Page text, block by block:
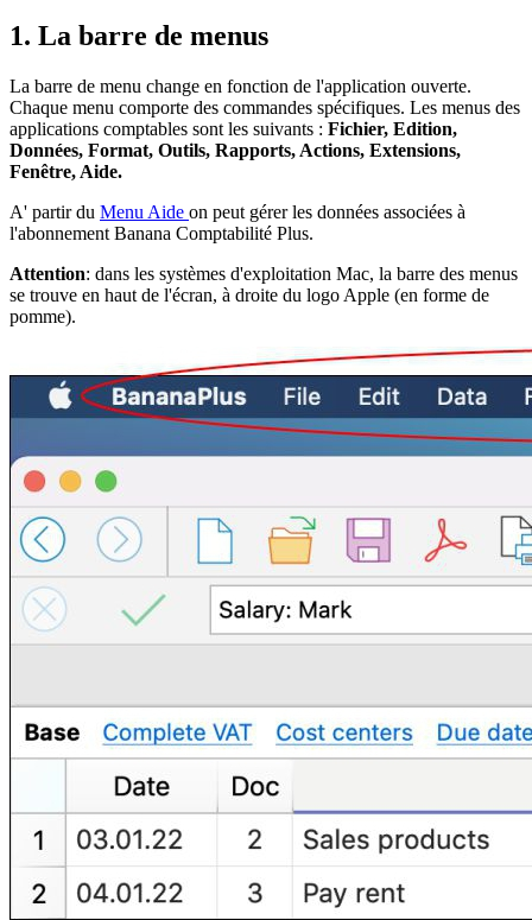
1. La barre de menus
La barre de menu change en fonction de l'application ouverte.
Chaque menu comporte des commandes spécifiques. Les menus des
applications comptables sont les suivants : Fichier, Edition,
Données, Format, Outils, Rapports, Actions, Extensions,
Fenêtre, Aide.
A' partir du Menu Aide on peut gérer les données associées à
l'abonnement Banana Comptabilité Plus.
Attention: dans les systèmes d'exploitation Mac, la barre des menus
se trouve en haut de l'écran, à droite du logo Apple (en forme de
pomme).